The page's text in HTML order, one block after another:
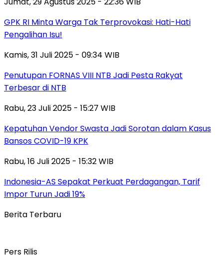
GPK RI Minta Warga Tak Terprovokasi: Hati-Hati
Pengalihan Isu!
Kamis, 31 Juli 2025 - 09:34 WIB
Penutupan FORNAS VIII NTB Jadi Pesta Rakyat
Terbesar di NTB
Rabu, 23 Juli 2025 - 15:27 WIB
Kepatuhan Vendor Swasta Jadi Sorotan dalam Kasus
Bansos COVID-19 KPK
Rabu, 16 Juli 2025 - 15:32 WIB
Indonesia-AS Sepakat Perkuat Perdagangan, Tarif
Impor Turun Jadi 19%
Berita Terbaru
Pers Rilis